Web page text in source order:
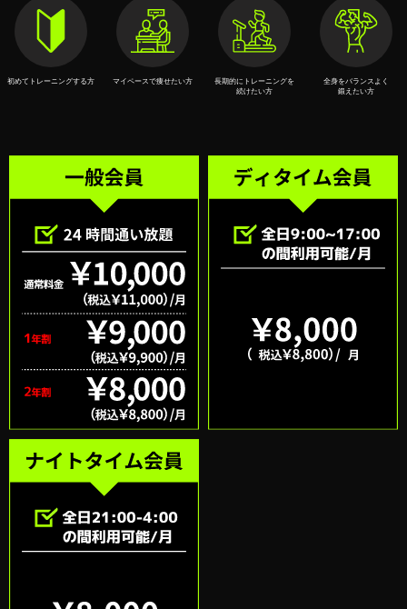
初めてトレーニングする⽅ マイペースで痩せたい⽅
⻑期的にトレーニングを
続けたい⽅
全⾝をバランスよく
鍛えたい⽅